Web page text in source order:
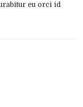
eu orci id